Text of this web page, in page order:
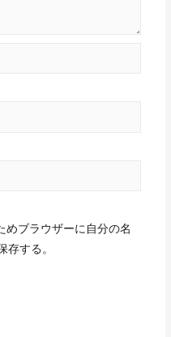
めブラウザーに自分の名
する。